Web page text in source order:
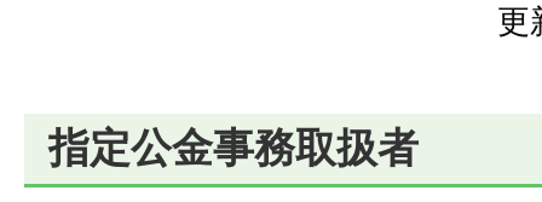
更
指定公金事務取扱者